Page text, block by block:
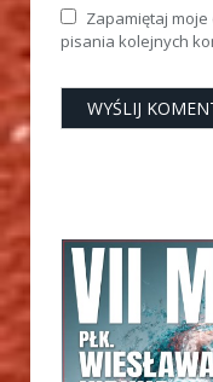
Zapamiętaj
pisania kolejnych